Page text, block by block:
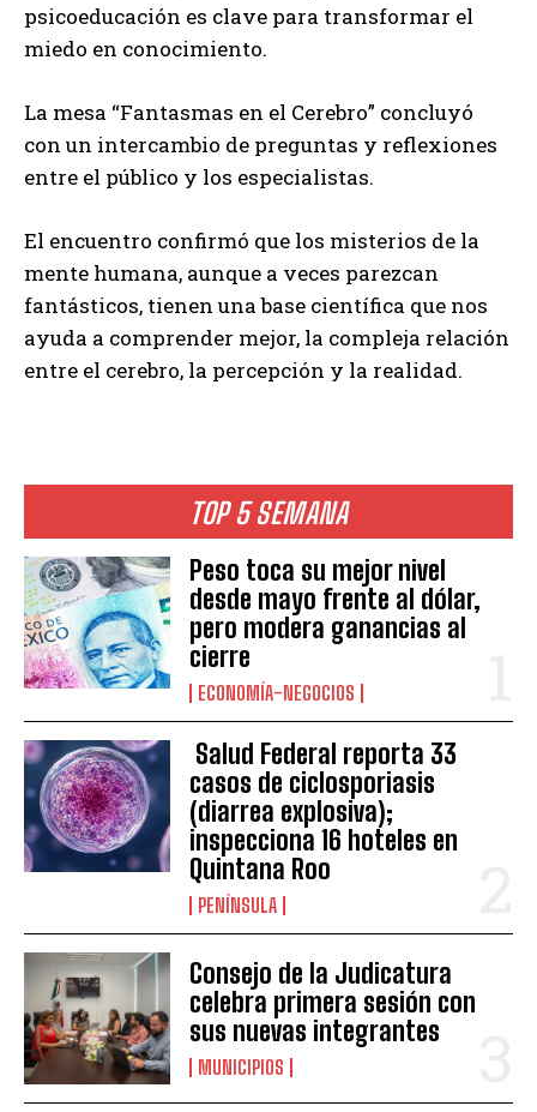
TOP 5 SEMANA
Peso toca su mejor nivel
desde mayo frente al dólar,
pero modera ganancias al
cierre
ECONOMÍA-NEGOCIOS
Salud Federal reporta 33
casos de ciclosporiasis
(diarrea explosiva);
inspecciona 16 hoteles en
Quintana Roo
PENÍNSULA
Consejo de la Judicatura
celebra primera sesión con
sus nuevas integrantes
MUNICIPIOS
psicoeducación es clave para transformar el
miedo en conocimiento.
La mesa “Fantasmas en el Cerebro” concluyó
con un intercambio de preguntas y reflexiones
entre el público y los especialistas.
El encuentro confirmó que los misterios de la
mente humana, aunque a veces parezcan
fantásticos, tienen una base científica que nos
ayuda a comprender mejor, la compleja relación
entre el cerebro, la percepción y la realidad.